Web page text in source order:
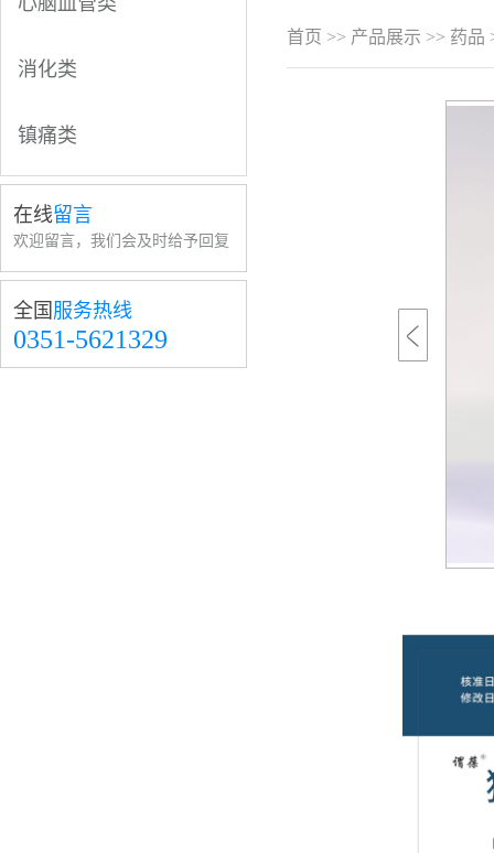
消化类
镇痛类
在线留言
欢迎留言，我们会及时给予回复
全国 服务热线
0351-5621329
首页 >> 产品展示 >> 药品